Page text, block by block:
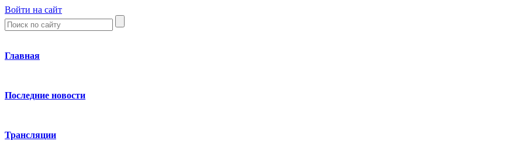
Войти на сайт
Главная
Последние новости
Трансляции